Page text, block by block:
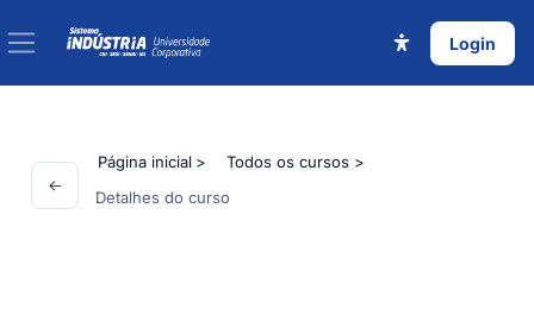
Login
Página inicial
Todos os cursos
Detalhes do curso